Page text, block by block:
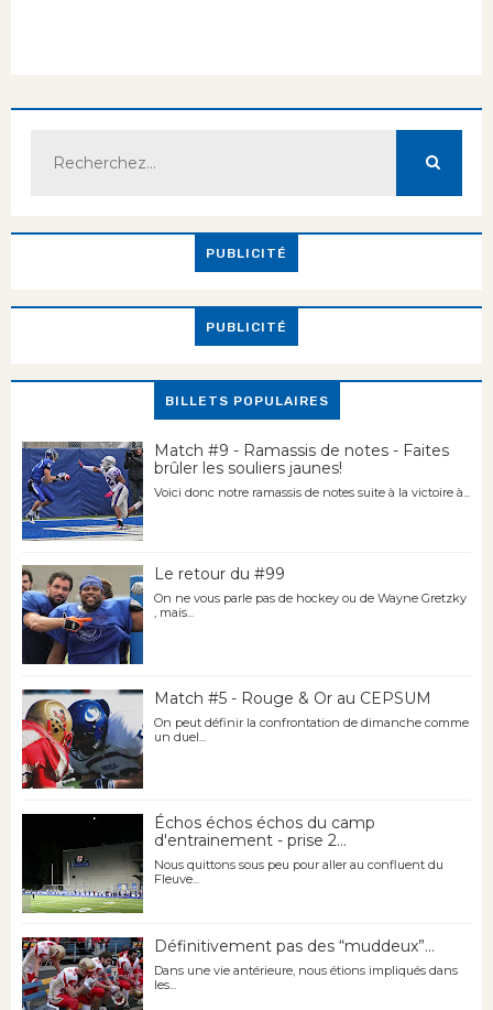
PUBLICITÉ
PUBLICITÉ
BILLETS POPULAIRES
Match #9 - Ramassis de notes - Faites
brûler les souliers jaunes!
Voici donc notre ramassis de notes suite à la victoire à...
Le retour du #99
On ne vous parle pas de hockey ou de Wayne Gretzky
, mais...
Match #5 - Rouge & Or au CEPSUM
On peut définir la confrontation de dimanche comme
un duel...
Échos échos échos du camp
d'entrainement - prise 2...
Nous quittons sous peu pour aller au confluent du
Fleuve...
Définitivement pas des “muddeux”...
Dans une vie antérieure, nous étions impliqués dans
les...